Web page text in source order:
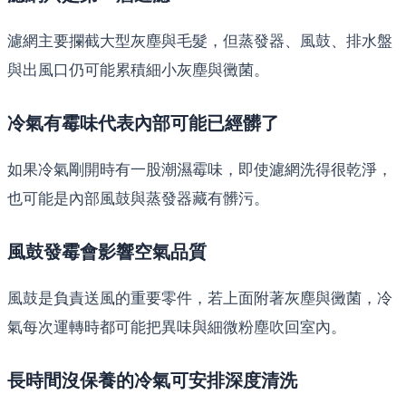
濾網主要攔截大型灰塵與毛髮，但蒸發器、風鼓、排水盤
與出風口仍可能累積細小灰塵與黴菌。
冷氣有霉味代表內部可能已經髒了
如果冷氣剛開時有一股潮濕霉味，即使濾網洗得很乾淨，
也可能是內部風鼓與蒸發器藏有髒污。
風鼓發霉會影響空氣品質
風鼓是負責送風的重要零件，若上面附著灰塵與黴菌，冷
氣每次運轉時都可能把異味與細微粉塵吹回室內。
長時間沒保養的冷氣可安排深度清洗